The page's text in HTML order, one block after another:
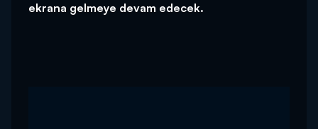
ekrana gelmeye devam edecek.